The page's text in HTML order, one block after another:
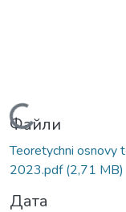
Вантажиться...
Файли
Teoretychni osnovy
2023.pdf(2,71 MB)
Дата